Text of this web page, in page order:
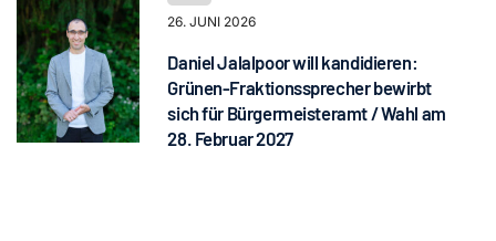
26. JUNI 2026
Daniel Jalalpoor will kandidieren:
Grünen-Fraktionssprecher bewirbt
sich für Bürgermeisteramt / Wahl am
28. Februar 2027